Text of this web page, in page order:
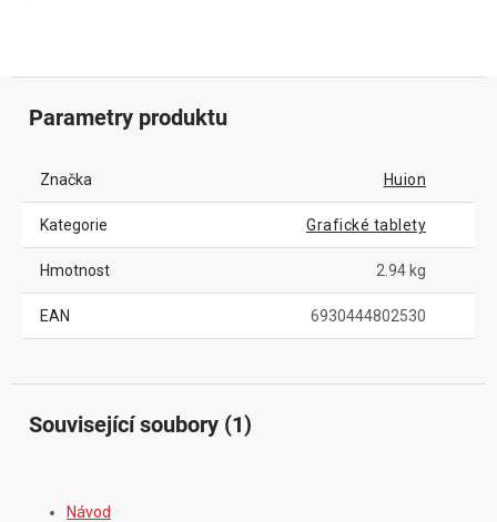
Parametry produktu
Značka Huion
Kategorie Grafické tablety
Hmotnost 2.94 kg
EAN 6930444802530
Související soubory (1)
Návod